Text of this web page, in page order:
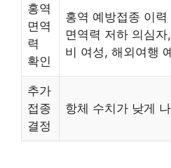
홍역
면역
력
확인
홍역 예방접종 이력
면역력 저하 의심자
비 여성, 해외여행
추가
접종
결정
항체 수치가 낮게